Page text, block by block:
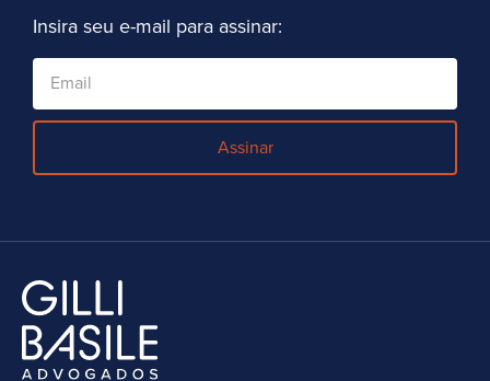
Insira seu e-mail para assinar:
Assinar